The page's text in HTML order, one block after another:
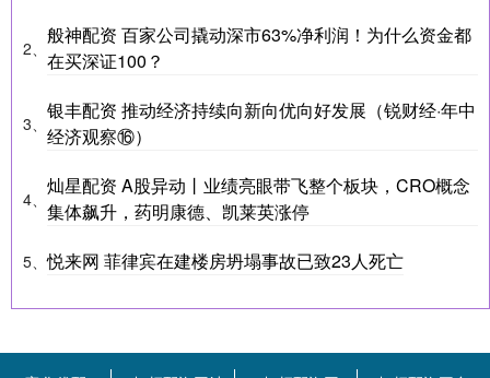
2、
般神配资 百家公司撬动深市63%净利润！为什么资金都
在买深证100？
3、
银丰配资 推动经济持续向新向优向好发展（锐财经·年中
经济观察⑯）
4、
灿星配资 A股异动丨业绩亮眼带飞整个板块，CRO概念
集体飙升，药明康德、凯莱英涨停
5、悦来网 菲律宾在建楼房坍塌事故已致23人死亡